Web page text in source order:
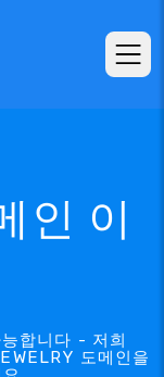
인 이
합니다 - 저희
도메인을